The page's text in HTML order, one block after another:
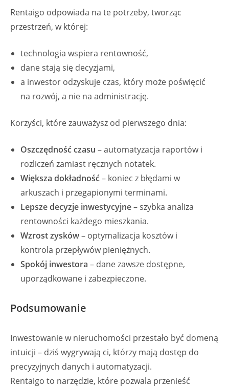
Rentaigo odpowiada na te potrzeby, tworząc
przestrzeń, w której:
technologia wspiera rentowność,
dane stają się decyzjami,
a inwestor odzyskuje czas, który może poświęcić
na rozwój, a nie na administrację.
Korzyści, które zauważysz od pierwszego dnia:
Oszczędność czasu – automatyzacja raportów i
rozliczeń zamiast ręcznych notatek.
Większa dokładność– koniec z błędami w
arkuszach i przegapionymi terminami.
Lepsze decyzje inwestycyjne– szybka analiza
rentowności każdego mieszkania.
Wzrost zysków– optymalizacja kosztów i
kontrola przepływów pieniężnych.
Spokój inwestora – dane zawsze dostępne,
uporządkowane i zabezpieczone.
Podsumowanie
Inwestowanie w nieruchomości przestało być domeną
intuicji – dziś wygrywają ci, którzy mają dostęp do
precyzyjnych danych i automatyzacji.
Rentaigo to narzędzie, które pozwala przenieść